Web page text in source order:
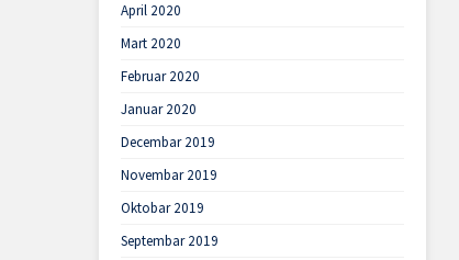
April 2020
Mart 2020
Februar 2020
Januar 2020
Decembar 2019
Novembar 2019
Oktobar 2019
Septembar 2019